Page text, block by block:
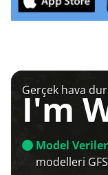
Gerçek hava
I'm
Model
modelleri